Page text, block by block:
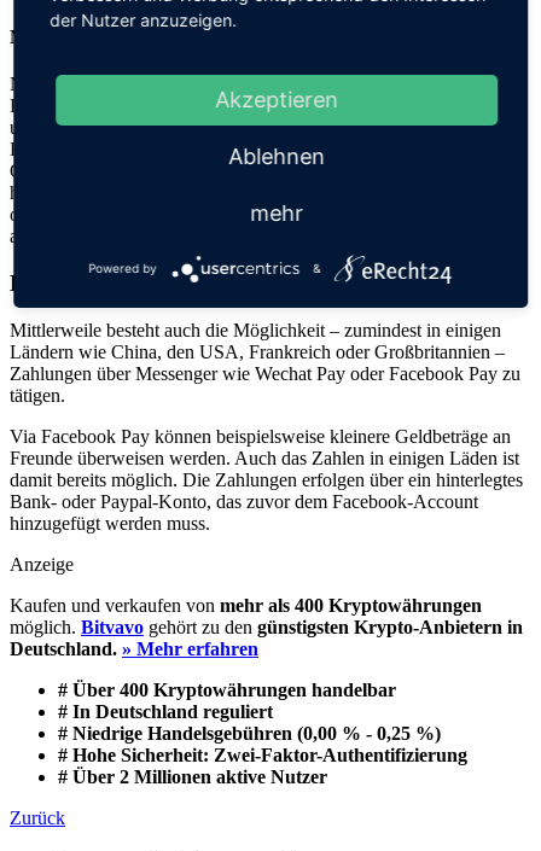
Mobile Wallet auf QR-Code-Basis
Neben NFC kann man auch mit einem QR-Code mobil bezahlen.
Dafür benötigt man eine App, die dieses Bezahlverfahren
unterstützt. Dabei wird ein Strichcode erstellt, den man dann an der
Kasse über ein entsprechendes Kassengerät einscannt. Über den
QR-Code entschlüsselt der Kassenautomat die in der App
hinterlegten Zahlungsdaten. Das können beispielsweise Kontodaten
oder die Daten des PayPal-Kontos sein. Dort wird der Geldbetrag
auch abgebucht.
Bezahlen per Messenger
Mittlerweile besteht auch die Möglichkeit – zumindest in einigen
Ländern wie China, den USA, Frankreich oder Großbritannien –
Zahlungen über Messenger wie Wechat Pay oder Facebook Pay zu
tätigen.
Via Facebook Pay können beispielsweise kleinere Geldbeträge an
Freunde überweisen werden. Auch das Zahlen in einigen Läden ist
damit bereits möglich. Die Zahlungen erfolgen über ein hinterlegtes
Bank- oder Paypal-Konto, das zuvor dem Facebook-Account
hinzugefügt werden muss.
Anzeige
Kaufen und verkaufen von mehr als 400 Kryptowährungen
möglich. Bitvavo gehört zu den günstigsten Krypto-Anbietern in
Deutschland. » Mehr erfahren
# Über 400 Kryptowährungen handelbar
# In Deutschland reguliert
# Niedrige Handelsgebühren (0,00 % - 0,25 %)
# Hohe Sicherheit: Zwei-Faktor-Authentifizierung
# Über 2 Millionen aktive Nutzer
Zurück
der Nutzer anzuzeigen.
Akzeptieren
Ablehnen
mehr
Powered by &